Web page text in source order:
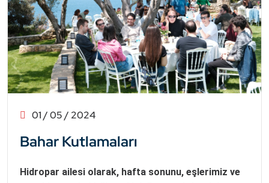
01 / 05 / 2024
Bahar Kutlamaları
Hidropar ailesi olarak, hafta sonunu, eşlerimiz ve